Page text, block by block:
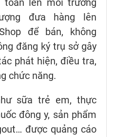
đưa hàng lên
để bán, không
đăng ký trụ sở gây
phát hiện, điều tra,
chức năng.
sữa trẻ em, thực
đông y, sản phẩm
được quảng cáo